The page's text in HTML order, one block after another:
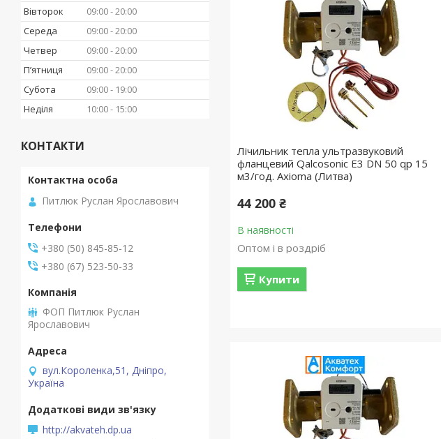
Лічильник тепла ультразвуковий
фланцевий Qalcosonic E3 DN 50 qp 15
м3/год. Axioma (Литва)
44 200 ₴
В наявності
Оптом і в роздріб
Купити
Вівторок
09:00 20:00
Середа
09:00 20:00
Четвер
09:00 20:00
Пʼятниця
09:00 20:00
Субота
09:00
19:00
Неділя
10:00 15:00
КОНТАКТИ
Питлюк Руслан Ярославович
+380 (50) 845-85-12
+380 (67) 523-50-33
ФОП Питлюк Руслан
Ярославович
вул.Короленка,51, Дніпро,
Україна
http://akvateh.dp.ua